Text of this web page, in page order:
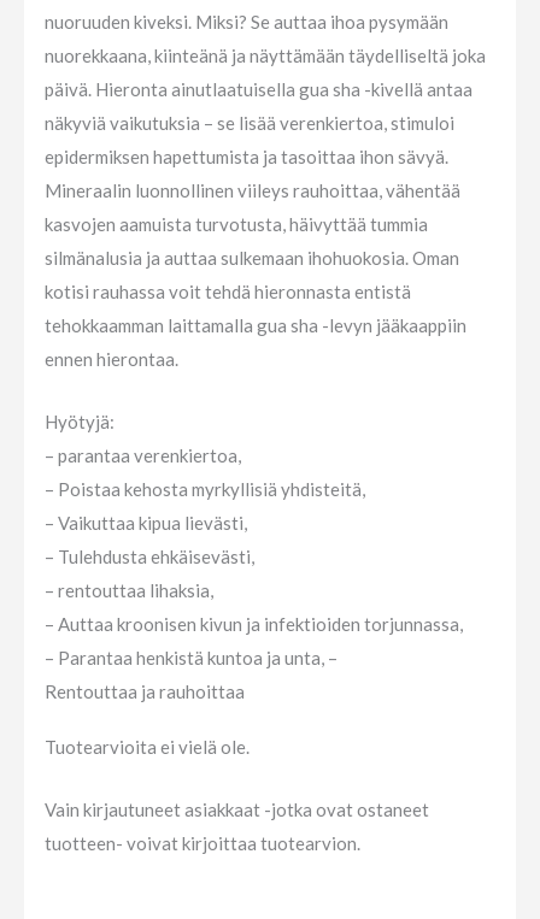
nuoruuden kiveksi. Miksi? Se auttaa ihoa pysymään
nuorekkaana, kiinteänä ja näyttämään täydelliseltä joka
päivä. Hieronta ainutlaatuisella gua sha -kivellä antaa
näkyviä vaikutuksia – se lisää verenkiertoa, stimuloi
epidermiksen hapettumista ja tasoittaa ihon sävyä.
Mineraalin luonnollinen viileys rauhoittaa, vähentää
kasvojen aamuista turvotusta, häivyttää tummia
silmänalusia ja auttaa sulkemaan ihohuokosia. Oman
kotisi rauhassa voit tehdä hieronnasta entistä
tehokkaamman laittamalla gua sha -levyn jääkaappiin
ennen hierontaa.
Hyötyjä:
– parantaa verenkiertoa,
– Poistaa kehosta myrkyllisiä yhdisteitä,
– Vaikuttaa kipua lievästi,
– Tulehdusta ehkäisevästi,
– rentouttaa lihaksia,
– Auttaa kroonisen kivun ja infektioiden torjunnassa,
– Parantaa henkistä kuntoa ja unta, –
Rentouttaa ja rauhoittaa
Tuotearvioita ei vielä ole.
Vain kirjautuneet asiakkaat -jotka ovat ostaneet
tuotteen- voivat kirjoittaa tuotearvion.